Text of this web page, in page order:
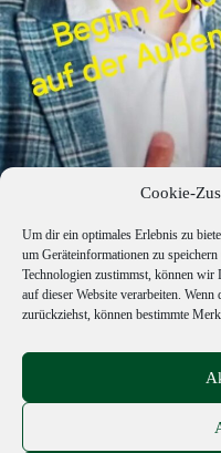
Cookie-
Um dir ein optimales Erlebnis zu
um Geräteinformationen zu
Technologien zustimmst, können wir
auf dieser Website verarbeiten.
zurückziehst, können bestimmte
Jan Jahnke
3. Juli 2026
Copyright © 2026 Old Sabri's